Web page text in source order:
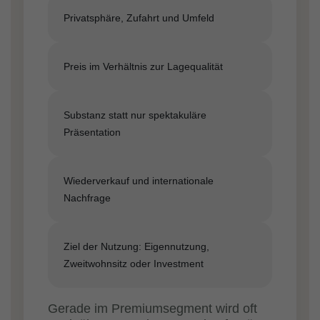
Privatsphäre, Zufahrt und Umfeld
Preis im Verhältnis zur Lagequalität
Substanz statt nur spektakuläre
Präsentation
Wiederverkauf und internationale
Nachfrage
Ziel der Nutzung: Eigennutzung,
Zweitwohnsitz oder Investment
Gerade im Premiumsegment wird oft